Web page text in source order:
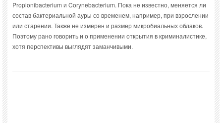
Propionibacterium и Corynebacterium. Пока не известно, меняется ли
состав бактериальной ауры со временем, например, при взрослении
или старении. Также не измерен и размер микробиальных облаков.
Поэтому рано говорить и о применении открытия в криминалистике,
хотя перспективы выглядят заманчивыми.